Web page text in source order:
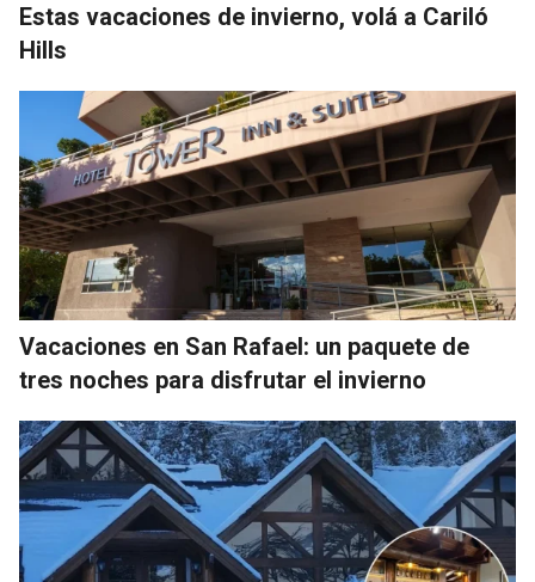
Estas vacaciones de invierno, volá a Cariló
Hills
Vacaciones en San Rafael: un paquete de
tres noches para disfrutar el invierno